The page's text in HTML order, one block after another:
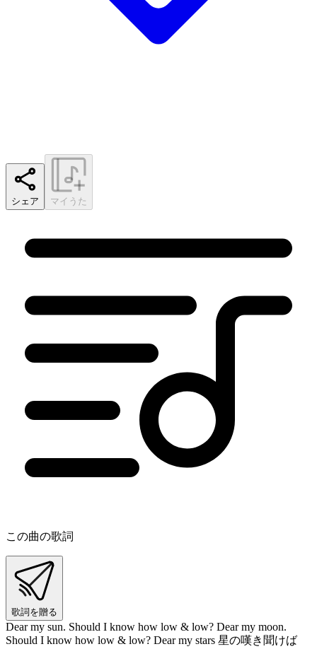
シェア マイうた
この曲の歌詞
歌詞を贈る
Dear my sun. Should I know how low & low? Dear my moon.
Should I know how low & low? Dear my stars 星の嘆き聞けば